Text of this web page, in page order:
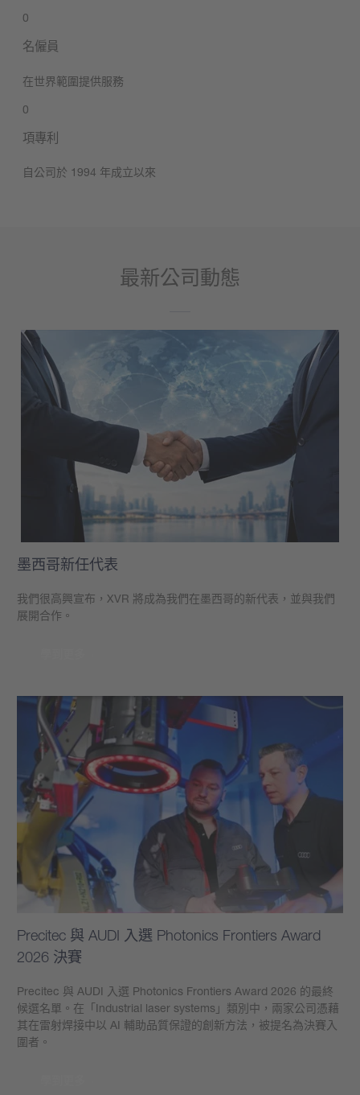
0
名僱員
在世界範圍提供服務
0
項專利
自公司於 1994 年成立以來
最新公司動態
墨西哥新任代表
我們很高興宣布，XVR 將成為我們在墨西哥的新代表，並與我們
展開合作。
Precitec 與 AUDI 入選 Photonics Frontiers Award
2026 決賽
Precitec 與 AUDI 入選 Photonics Frontiers Award 2026 的最終
候選名單。在「Industrial laser systems」類別中，兩家公司憑藉
其在雷射焊接中以 AI 輔助品質保證的創新方法，被提名為決賽入
圍者。